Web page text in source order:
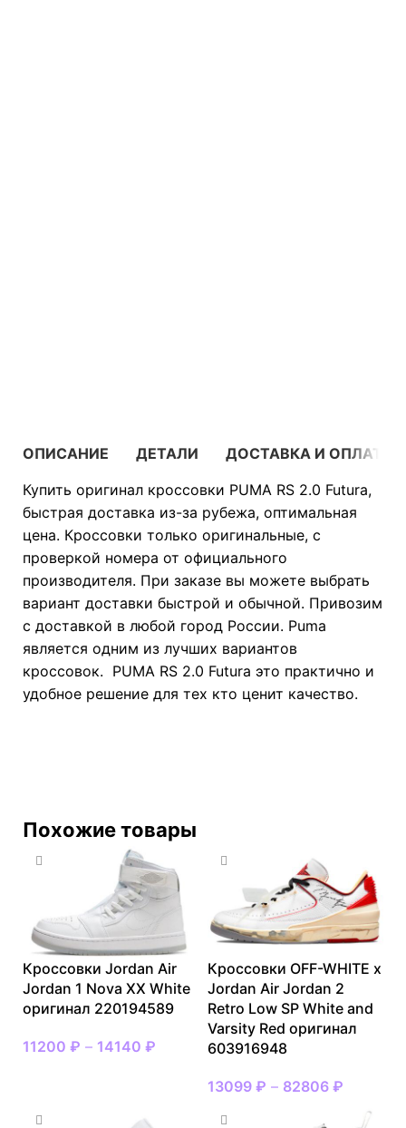
ОПИСАНИЕ ДЕТАЛИ
ДОСТАВКА И ОПЛАТА
Купить оригинал кроссовки PUMA RS 2.0 Futura,
быстрая доставка из-за рубежа, оптимальная
цена. Кроссовки только оригинальные, с
проверкой номера от официального
производителя. При заказе вы можете выбрать
вариант доставки быстрой и обычной. Привозим
с доставкой в любой город России. Puma
является одним из лучших вариантов
кроссовок. PUMA RS 2.0 Futura это практично и
удобное решение для тех кто ценит качество.
Похожие товары
Кроссовки Jordan Air
Jordan 1 Nova XX White
оригинал 220194589
11200 ₽ – 14140 ₽
Кроссовки OFF-WHITE x
Jordan Air Jordan 2
Retro Low SP White and
Varsity Red оригинал
603916948
13099 ₽ – 82806 ₽